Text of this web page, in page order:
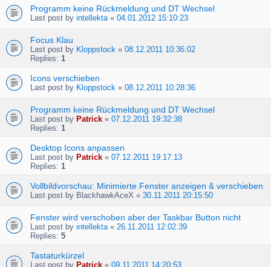
Programm keine Rückmeldung und DT Wechsel
Last post by intellekta« 04.01.2012 15:10:23
Focus Klau
Last post by Kloppstock « 08.12.2011 10:36:02
Replies: 1
Icons verschieben
Last post by Kloppstock « 08.12.2011 10:28:36
Programm keine Rückmeldung und DT Wechsel
Last post by Patrick « 07.12.2011 19:32:38
Replies: 1
Desktop Icons anpassen
Last post by Patrick « 07.12.2011 19:17:13
Replies: 1
Vollbildvorschau: Minimierte Fenster anzeigen & verschieben
Last post by BlackhawkAceX « 30.11.2011 20:15:50
Fenster wird verschoben aber der Taskbar Button nicht
Last post by intellekta« 26.11.2011 12:02:39
Replies: 5
Tastaturkürzel
Last post by Patrick « 09.11.2011 14:20:53